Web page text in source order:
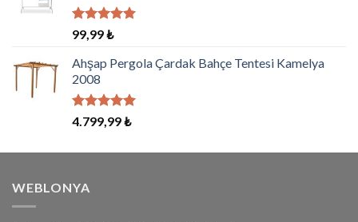
5 üzerinden
5.00
aldı
99,99₺
Ahşap Pergola Çardak Bahçe Tentesi Kamelya
2008
5 üzerinden
oy
4.799,99₺
WEBLONYA